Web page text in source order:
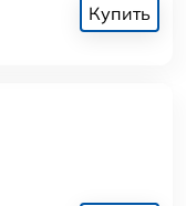
Купить